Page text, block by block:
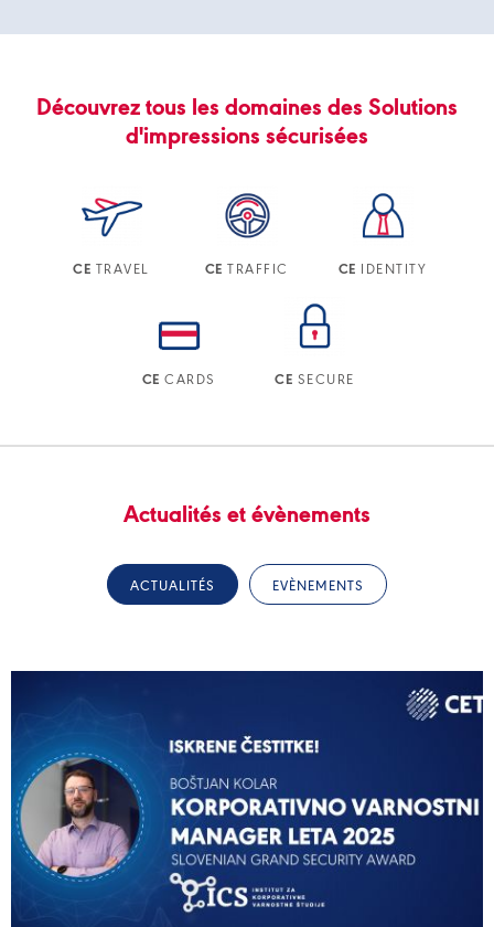
Découvrez tous les domaines des Solutions
d'impressions sécurisées
CE TRAVEL CE TRAFFIC CE IDENTITY
CE CARDS CE SECURE
Actualités et évènements
ACTUALITÉS EVÈNEMENTS